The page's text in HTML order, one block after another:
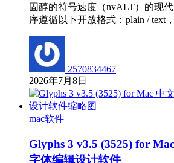
固醇的符号速度（nvALT）的现
序遵循以下开放格式：plain / text
2570834467
2026年7月8日
mac软件
Glyphs 3 v3.5 (3525) for
字体编辑设计软件